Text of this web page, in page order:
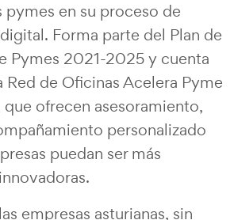
pymes en su proceso de
Forma parte del Plan de
Pymes 2021-2025 y cuenta
Red de Oficinas Acelera Pyme
que ofrecen asesoramiento,
personalizado
puedan ser más
empresas asturianas, sin